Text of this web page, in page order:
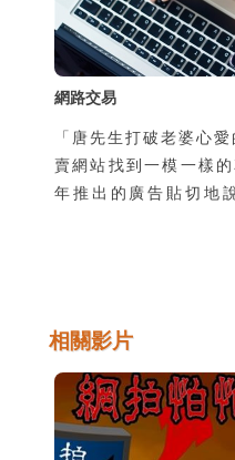
網路交易
「唐先生打破老婆心
賣網站找到一模一樣
年推出的廣告貼切地
交易詐騙及安全的交易
相關影片